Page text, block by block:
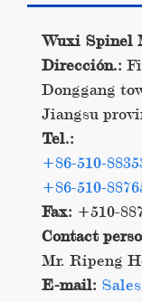
Wuxi Spinel
Dirección.:
Donggang
Jiangsu
Tel.:
+86-510-
+86-510-
Fax: +510-
Contact
Mr. Ripeng
E-mail: